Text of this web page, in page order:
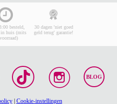
besteld,
in huis (mits
30 dagen 'niet goed
geld terug' garantie!
BLOG
| Cookie-instellingen